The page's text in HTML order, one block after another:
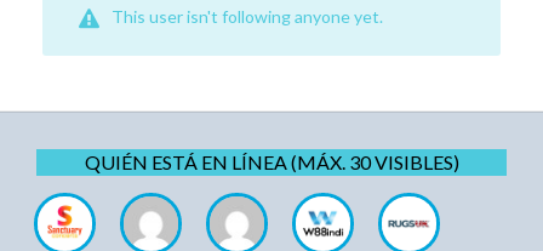
This user isn't following anyone yet.
QUIÉN ESTÁ EN LÍNEA (MÁX. 30 VISIBLES)